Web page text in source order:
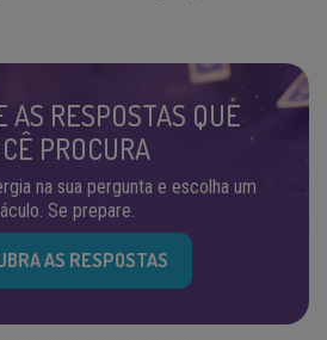
AS RESPOSTAS QUE
PROCURA
na sua pergunta e escolha um
Se prepare.
AS RESPOSTAS